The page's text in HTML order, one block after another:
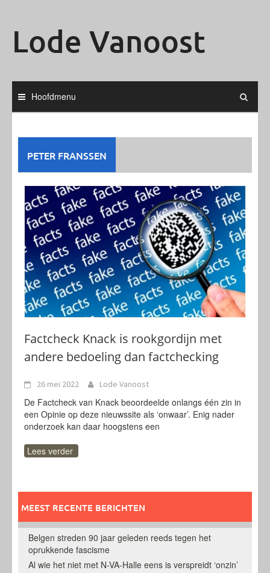
Lode Vanoost
Hoofdmenu
PETER FRANSSEN
Factcheck Knack is rookgordijn met
andere bedoeling dan factchecking
26 mei 2022 Lode Vanoost
De Factcheck van Knack beoordeelde onlangs één zin in
een Opinie op deze nieuwssite als ‘onwaar’. Enig nader
onderzoek kan daar hoogstens een
Lees verder
MEEST RECENTE BERICHTEN
Belgen streden 90 jaar geleden reeds tegen het
oprukkende fascisme
Al wie het niet met N-VA-Halle eens is verspreidt ‘onzin’